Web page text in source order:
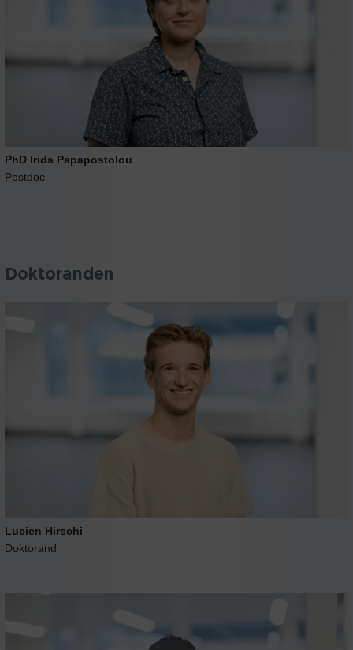
PhD Irida Papapostolou
Postdoc
Doktoranden
Lucien Hirschi
Doktorand